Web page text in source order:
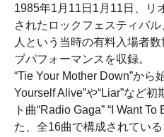
1985年1月11日1月11日、リ
されたロックフェスティバ
人という当時の有料入場者
ブパフォーマンスを収録。
“Tie Your Mother Down”から
Yourself Alive”や“Liar”など
ト曲“Radio Gaga” “I Want
た、全16曲で構成されてい